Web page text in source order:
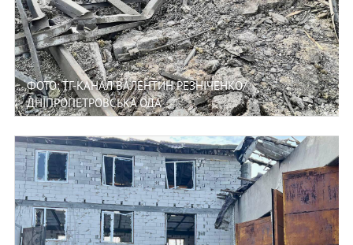
ФОТО: ТГ-КАНАЛ ВАЛЕНТИН РЕЗНІЧЕНКО/
ДНІПРОПЕТРОВСЬКА ОДА